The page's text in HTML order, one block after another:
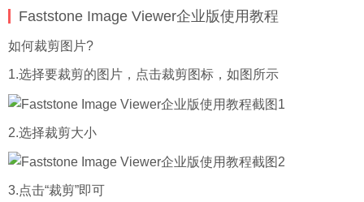
Faststone Image Viewer企业版使用教程
如何裁剪图片?
1.选择要裁剪的图片，点击裁剪图标，如图所示
2.选择裁剪大小
3.点击“裁剪”即可